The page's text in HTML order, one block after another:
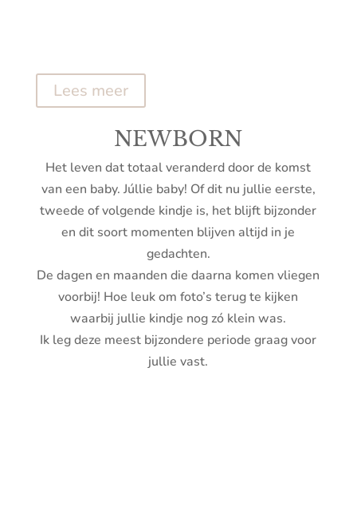
Lees meer
NEWBORN
Het leven dat totaal veranderd door de komst
van een baby. Júllie baby! Of dit nu jullie eerste,
tweede of volgende kindje is, het blijft bijzonder
en dit soort momenten blijven altijd in je
gedachten.
De dagen en maanden die daarna komen vliegen
voorbij! Hoe leuk om foto’s terug te kijken
waarbij jullie kindje nog zó klein was.
Ik leg deze meest bijzondere periode graag voor
jullie vast.